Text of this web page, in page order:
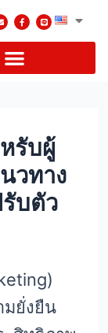
รับผู้
วทาง
บตัว
มยั่งยืน